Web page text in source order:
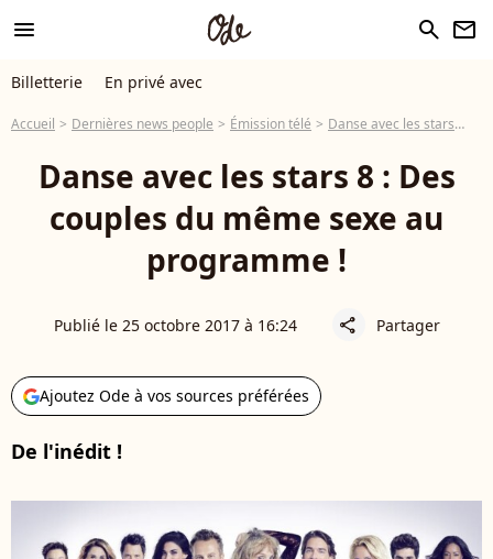
menu search newsletter
Billetterie En privé avec
Accueil Dernières news people Émission télé Danse avec les stars
Danse avec les stars 8 : Des
couples du même sexe au
programme !
Publié le 25 octobre 2017 à 16:24 share Partager
Ajoutez Ode à vos sources préférées
De l'inédit !